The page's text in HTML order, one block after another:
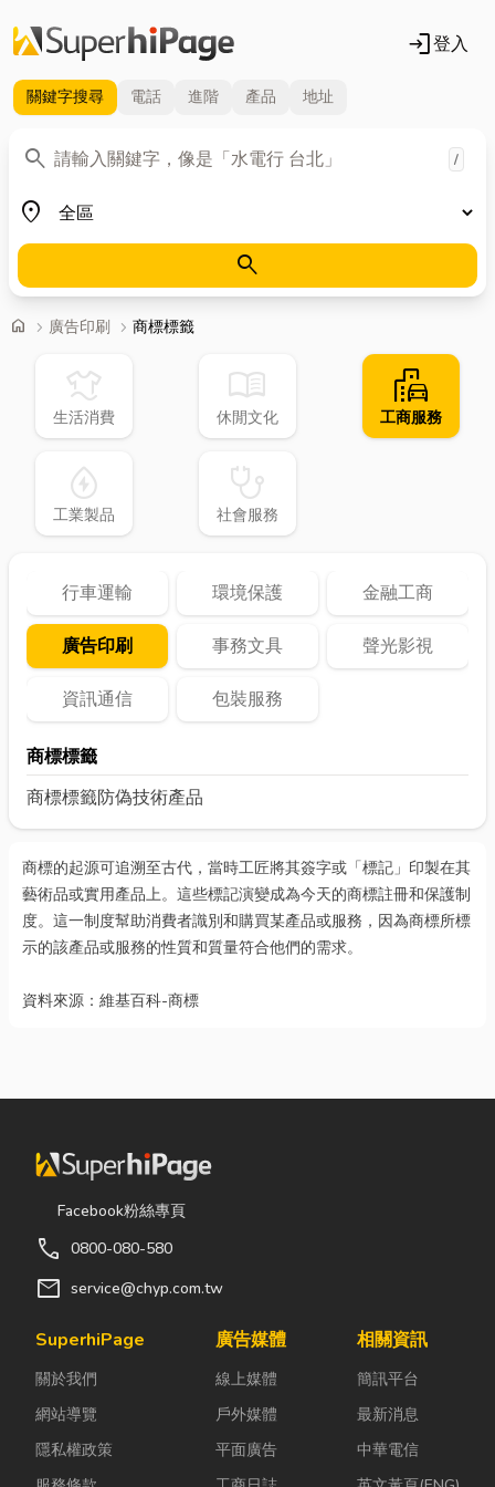
login登入
關鍵字搜尋 電話 進階 產品 地址
search
關鍵字 /
place
地區
search
home 首頁
chevron_right 廣告印刷 chevron_right 商標標籤
laundry
生活消費
menu_book
休閒文化
emoji_transportation
工商服務
water_ec
工業製品
stethoscope
社會服務
行車運輸 環境保護 金融工商
廣告印刷 事務文具 聲光影視
資訊通信 包裝服務
商標標籤
商標標籤防偽技術產品
商標的起源可追溯至古代，當時工匠將其簽字或「標記」印製在其
藝術品或實用產品上。這些標記演變成為今天的商標註冊和保護制
度。這一制度幫助消費者識別和購買某產品或服務，因為商標所標
示的該產品或服務的性質和質量符合他們的需求。
資料來源： 維基百科-商標
Facebook粉絲專頁
call 0800-080-580
mail service@chyp.com.tw
SuperhiPage
關於我們
網站導覽
隱私權政策
廣告媒體
線上媒體
戶外媒體
平面廣告
相關資訊
簡訊平台
最新消息
中華電信